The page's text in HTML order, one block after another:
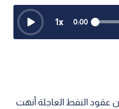
0:00
1x
النفط العاجلة أنهت